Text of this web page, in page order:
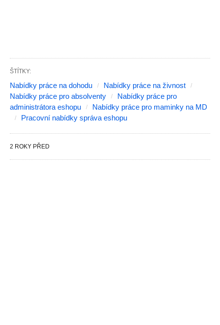
ŠTÍTKY:
Nabídky práce na dohodu
Nabídky práce na živnost
Nabídky práce pro absolventy
Nabídky práce pro
administrátora eshopu
Nabídky práce pro maminky na MD
Pracovní nabídky správa eshopu
2 ROKY PŘED